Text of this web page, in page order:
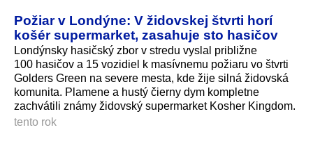
Požiar v Londýne: V židovskej štvrti horí
košér supermarket, zasahuje sto hasičov
Londýnsky hasičský zbor v stredu vyslal približne
100 hasičov a 15 vozidiel k masívnemu požiaru vo štvrti
Golders Green na severe mesta, kde žije silná židovská
komunita. Plamene a hustý čierny dym kompletne
zachvátili známy židovský supermarket Kosher Kingdom.
tento rok